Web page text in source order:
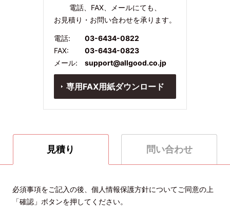
電話、FAX、メールにても、
お見積り・お問い合わせを承ります。
電話:
03-6434-0822
FAX:
03-6434-0823
メール:
support@allgood.co.jp
専用FAX用紙ダウンロード
見積り 問い合わせ
必須事項をご記入の後、個人情報保護方針についてご同意の上
「確認」ボタンを押してください。